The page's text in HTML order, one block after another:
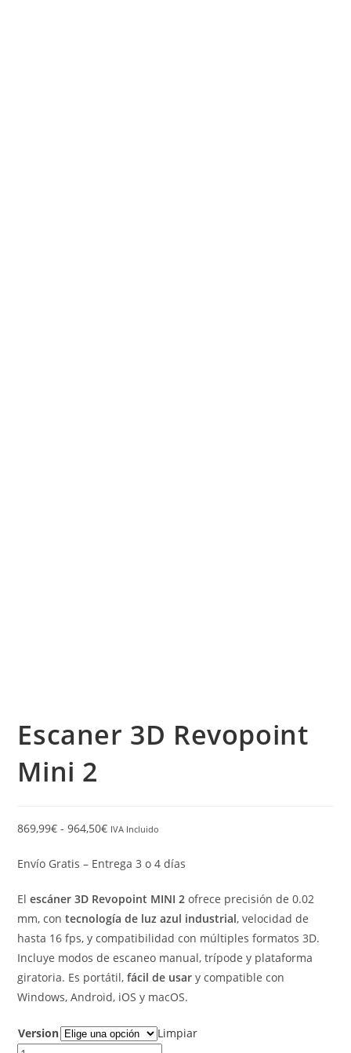
Escaner 3D Revopoint
Mini 2
869,99€ - 964,50€ IVA Incluido
Envío Gratis – Entrega 3 o 4 días
Elescáner 3D Revopoint MINI 2 ofrece precisión de 0.02
mm, contecnología de luz azul industrial, velocidad de
hasta 16 fps, y compatibilidad con múltiples formatos 3D.
Incluye modos de escaneo manual, trípode y plataforma
giratoria. Es portátil,fácil de usar y compatible con
Windows, Android, iOS y macOS.
Version Limpiar